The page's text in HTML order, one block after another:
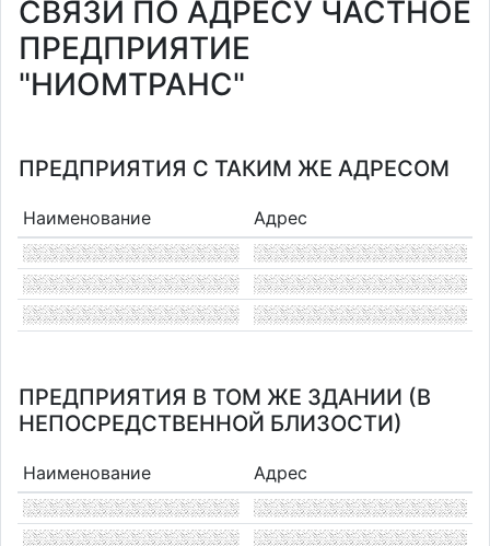
СВЯЗИ ПО АДРЕСУ ЧАСТНОЕ
ПРЕДПРИЯТИЕ
"НИОМТРАНС"
ПРЕДПРИЯТИЯ С ТАКИМ ЖЕ АДРЕСОМ
Наименование Адрес
ПРЕДПРИЯТИЯ В ТОМ ЖЕ ЗДАНИИ (В
НЕПОСРЕДСТВЕННОЙ БЛИЗОСТИ)
Наименование Адрес